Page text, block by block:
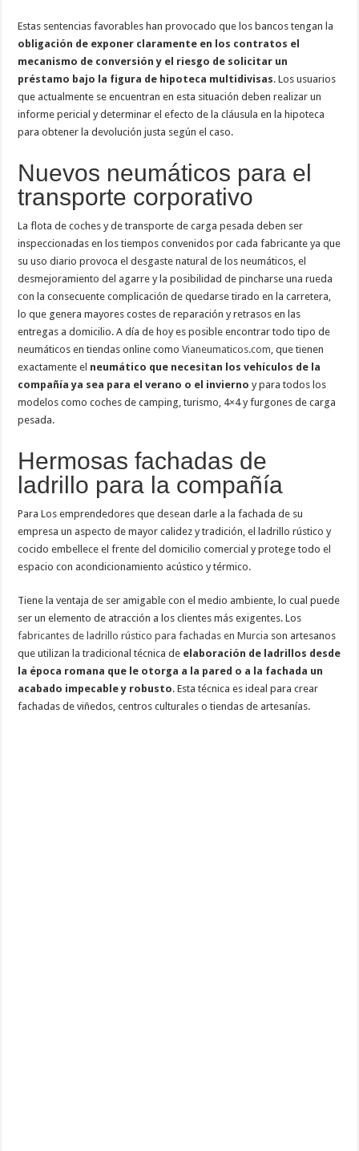
Estas sentencias favorables han provocado que los bancos tengan la
obligación de exponer claramente en los contratos el
mecanismo de conversión y el riesgo de solicitar un
préstamo bajo la figura de hipoteca multidivisas. Los usuarios
que actualmente se encuentran en esta situación deben realizar un
informe pericial y determinar el efecto de la cláusula en la hipoteca
para obtener la devolución justa según el caso.
Nuevos neumáticos para el
transporte corporativo
La flota de coches y de transporte de carga pesada deben ser
inspeccionadas en los tiempos convenidos por cada fabricante ya que
su uso diario provoca el desgaste natural de los neumáticos, el
desmejoramiento del agarre y la posibilidad de pincharse una rueda
con la consecuente complicación de quedarse tirado en la carretera,
lo que genera mayores costes de reparación y retrasos en las
entregas a domicilio. A día de hoy es posible encontrar todo tipo de
neumáticos en tiendas online comoVianeumaticos.com, que tienen
exactamente el neumático que necesitan los vehículos de la
compañía ya sea para el verano o el invierno y para todos los
modelos como coches de camping, turismo, 4×4 y furgones de carga
pesada.
Hermosas fachadas de
ladrillo para la compañía
Para Los emprendedores que desean darle a la fachada de su
empresa un aspecto de mayor calidez y tradición, el ladrillo rústico y
cocido embellece el frente del domicilio comercial y protege todo el
espacio con acondicionamiento acústico y térmico.
Tiene la ventaja de ser amigable con el medio ambiente, lo cual puede
ser un elemento de atracción a los clientes más exigentes. Los
fabricantes de ladrillo rústico para fachadas en Murcia son artesanos
que utilizan la tradicional técnica de elaboración de ladrillos desde
la época romana que le otorga a la pared o a la fachada un
acabado impecable y robusto. Esta técnica es ideal para crear
fachadas de viñedos, centros culturales o tiendas de artesanías.